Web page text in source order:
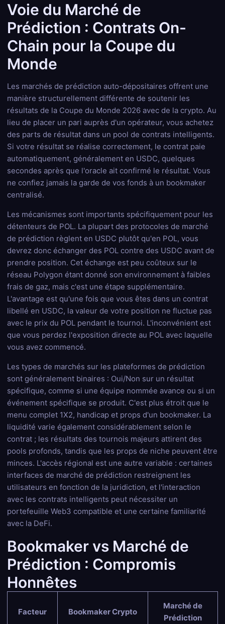
Voie du Marché de
Prédiction : Contrats On-
Chain pour la Coupe du
Monde
Les marchés de prédiction auto-dépositaires offrent une
manière structurellement différente de soutenir les
résultats de la Coupe du Monde 2026 avec de la crypto. Au
lieu de placer un pari auprès d'un opérateur, vous achetez
des parts de résultat dans un pool de contrats intelligents.
Si votre résultat se réalise correctement, le contrat paie
automatiquement, généralement en USDC, quelques
secondes après que l'oracle ait confirmé le résultat. Vous
ne confiez jamais la garde de vos fonds à un bookmaker
centralisé.
Les mécanismes sont importants spécifiquement pour les
détenteurs de POL. La plupart des protocoles de marché
de prédiction règlent en USDC plutôt qu'en POL, vous
devrez donc échanger des POL contre des USDC avant de
prendre position. Cet échange est peu coûteux sur le
réseau Polygon étant donné son environnement à faibles
frais de gaz, mais c'est une étape supplémentaire.
L'avantage est qu'une fois que vous êtes dans un contrat
libellé en USDC, la valeur de votre position ne fluctue pas
avec le prix du POL pendant le tournoi. L'inconvénient est
que vous perdez l'exposition directe au POL avec laquelle
vous avez commencé.
Les types de marchés sur les plateformes de prédiction
sont généralement binaires : Oui/Non sur un résultat
spécifique, comme si une équipe nommée avance ou si un
événement spécifique se produit. C'est plus étroit que le
menu complet 1X2, handicap et props d'un bookmaker. La
liquidité varie également considérablement selon le
contrat ; les résultats des tournois majeurs attirent des
pools profonds, tandis que les props de niche peuvent être
minces. L'accès régional est une autre variable : certaines
interfaces de marché de prédiction restreignent les
utilisateurs en fonction de la juridiction, et l'interaction
avec les contrats intelligents peut nécessiter un
portefeuille Web3 compatible et une certaine familiarité
avec la DeFi.
Bookmaker vs Marché de
Prédiction : Compromis
Honnêtes
Facteur Bookmaker Crypto
Marché de
Prédiction